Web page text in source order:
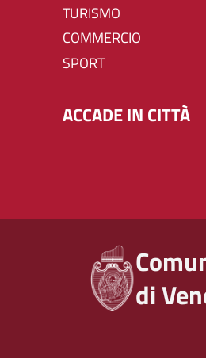
TURISMO
COMMERCIO
SPORT
ACCADE IN CITTÀ
di